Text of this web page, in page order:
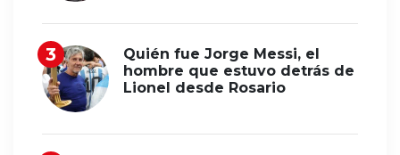
Quién fue Jorge Messi, el
hombre que estuvo detrás de
Lionel desde Rosario